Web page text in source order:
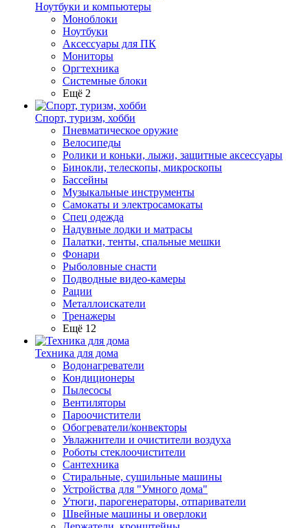
Ноутбуки и компьютеры
Моноблоки
Ноутбуки
Аксессуары для ПК
Мониторы
Оргтехника
Системные блоки
Ещё 2
Спорт, туризм, хобби
Пневматическое оружие
Велосипеды
Ролики и коньки, лыжи, защитные аксессуары
Бинокли, телескопы, микроскопы
Бассейны
Музыкальные инструменты
Самокаты и электросамокаты
Спец одежда
Надувные лодки и матрасы
Палатки, тенты, спальные мешки
Фонари
Рыболовные снасти
Подводные видео-камеры
Рации
Металлоискатели
Тренажеры
Ещё 12
Техника для дома
Водонагреватели
Кондиционеры
Пылесосы
Вентиляторы
Пароочистители
Обогреватели/конвекторы
Увлажнители и очистители воздуха
Роботы стеклоочистители
Сантехника
Стиральные, сушильные машины
Устройства для "Умного дома"
Утюги, парогенераторы, отпариватели
Швейные машины и оверлоки